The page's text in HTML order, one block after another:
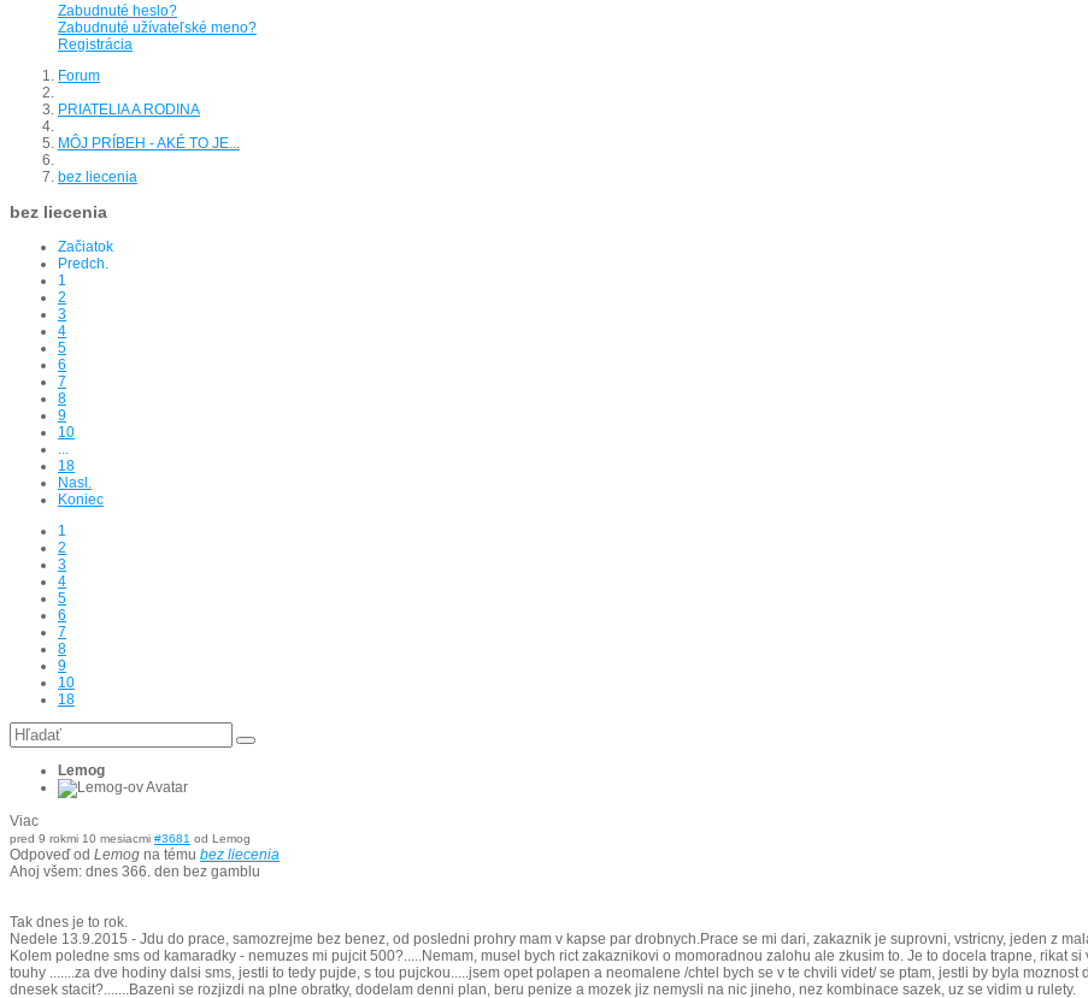
Zabudnuté heslo?
Zabudnuté užívateľské meno?
Registrácia
Forum
PRIATELIA A RODINA
MÔJ PRÍBEH - AKÉ TO JE...
bez liecenia
bez liecenia
Začiatok
Predch.
1
2
3
4
5
6
7
8
9
10
...
18
Nasl.
Koniec
1
2
3
4
5
6
7
8
9
10
18
Lemog
Viac
pred 9 rokmi 10 mesiacmi #3681 od Lemog
Odpoveď od Lemog na tému bez liecenia
Ahoj všem: dnes 366. den bez gamblu
Tak dnes je to rok.
Nedele 13.9.2015 - Jdu do prace, samozrejme bez benez, od posledni prohry mam v kapse par drobnych.Prace se mi dari, zakaznik je suprovni, vstricny, jeden z
Kolem poledne sms od kamaradky - nemuzes mi pujcit 500?.....Nemam, musel bych rict zakaznikovi o momoradnou zalohu ale zkusim to. Je to docela trapne, rikat
touhy .......za dve hodiny dalsi sms, jestli to tedy pujde, s tou pujckou.....jsem opet polapen a neomalene /chtel bych se v te chvili videt/ se ptam, jestli by byla
dnesek stacit?.......Bazeni se rozjizdi na plne obratky, dodelam denni plan, beru penize a mozek jiz nemysli na nic jineho, nez kombinace sazek, uz se vidim u rulety.